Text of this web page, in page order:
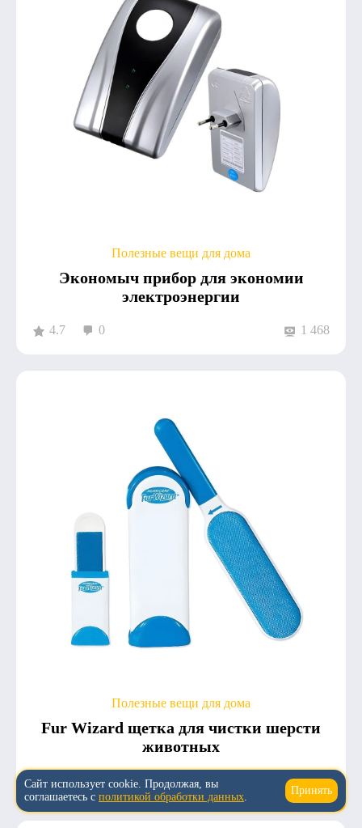
Полезные вещи для дома
Экономыч прибор для экономии
электроэнергии
4.7 0 1 468
Полезные вещи для дома
Fur Wizard щетка для чистки шерсти
животных
5.0 3 1 231
↑
Сайт использует cookie. Продолжая, вы
соглашаетесь с политикой обработки данных.
Принять